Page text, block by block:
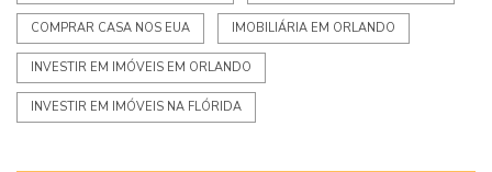
COMPRAR CASA NOS EUA IMOBILIÁRIA EM ORLANDO
INVESTIR EM IMÓVEIS EM ORLANDO
INVESTIR EM IMÓVEIS NA FLÓRIDA